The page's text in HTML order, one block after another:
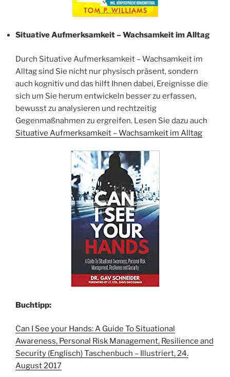
Situative Aufmerksamkeit – Wachsamkeit im Alltag
Durch Situative Aufmerksamkeit – Wachsamkeit im
Alltag sind Sie nicht nur physisch präsent, sondern
auch kognitiv und das hilft Ihnen dabei, Ereignisse die
sich um Sie herum entwickeln besser zu erfassen,
bewusst zu analysieren und rechtzeitig
Gegenmaßnahmen zu ergreifen. Lesen Sie dazu auch
Situative Aufmerksamkeit – Wachsamkeit im Alltag
Buchtipp:
Can I See your Hands: A Guide To Situational
Awareness, Personal Risk Management, Resilience and
Security (Englisch) Taschenbuch – Illustriert, 24.
August 2017